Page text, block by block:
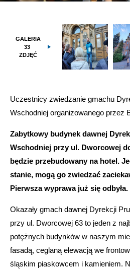
GALERIA
33
ZDJĘĆ
Uczestnicy zwiedzanie gmachu
Wschodniej organizowanego przez
Zabytkowy budynek dawnej
Wschodniej przy ul. Dworcowej
będzie przebudowany na hotel.
stanie, mogą go zwiedzać
Pierwsza wyprawa już się odbyła.
Okazały gmach dawnej Dyrekcji
przy ul. Dworcowej 63 to jeden z
potężnych budynków w naszym
fasadą, ceglaną elewacją we
śląskim piaskowcem i kamieniem.